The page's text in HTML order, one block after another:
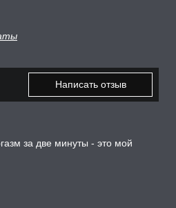
Написать отзыв
за две минуты - это мой